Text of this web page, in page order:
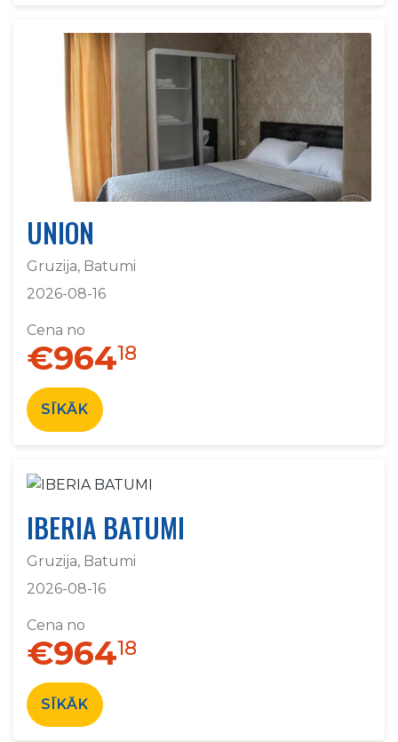
UNION
Gruzija, Batumi
2026-08-16
Cena no
€96418
SĪKĀK
IBERIA BATUMI
Gruzija, Batumi
2026-08-16
Cena no
€96418
SĪKĀK